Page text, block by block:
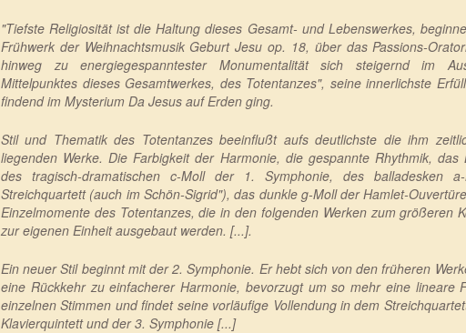
"Tiefste Religiosität ist die Haltung dieses Gesamt- und Lebenswerkes,
Frühwerk der Weihnachtsmusik Geburt Jesu op. 18, über das Passions-
hinweg zu energiegespanntester Monumentalität sich steigernd im
Mittelpunktes dieses Gesamtwerkes, des Totentanzes", seine innerlichste
findend im Mysterium Da Jesus auf Erden ging.
Stil und Thematik des Totentanzes beeinflußt aufs deutlichste die ihm
liegenden Werke. Die Farbigkeit der Harmonie, die gespannte Rhythmik, das
des tragisch-dramatischen c-Moll der 1. Symphonie, des balladesken
Streichquartett (auch im Schön-Sigrid"), das dunkle g-Moll der Hamlet-
Einzelmomente des Totentanzes, die in den folgenden Werken zum größeren
zur eigenen Einheit ausgebaut werden. [...].
Ein neuer Stil beginnt mit der 2. Symphonie. Er hebt sich von den früheren
eine Rückkehr zu einfacherer Harmonie, bevorzugt um so mehr eine lineare
einzelnen Stimmen und findet seine vorläufige Vollendung in dem
Klavierquintett und der 3. Symphonie [...]